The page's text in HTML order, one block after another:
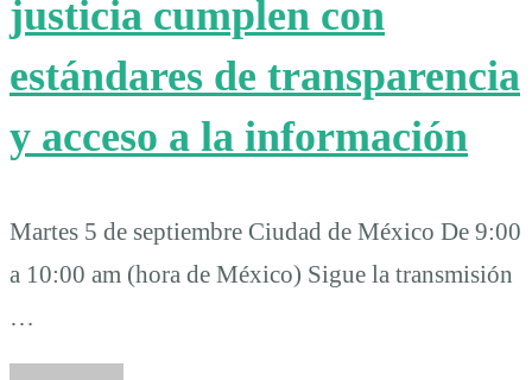
justicia cumplen con
estándares de transparencia
y acceso a la información
Martes 5 de septiembre Ciudad de México De 9:00
a 10:00 am (hora de México) Sigue la transmisión
…